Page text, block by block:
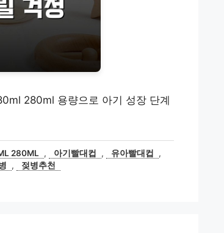
280ml 용량으로 아기 성장 단계
280ML , 아기빨대컵 , 유아빨대컵
,
, 젖병추천